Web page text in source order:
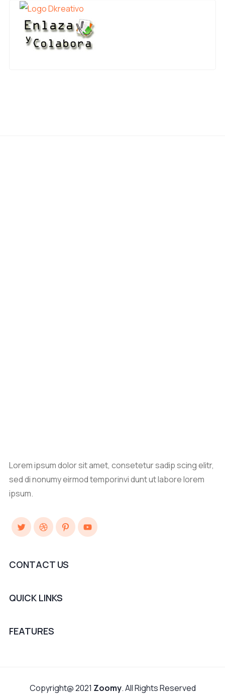
Lorem ipsum dolor sit amet, consetetur sadip scing elitr,
sed di nonumy eirmod temporinvi dunt ut labore lorem
ipsum.
TwitterDribbblePinterestYouTube
CONTACT US
QUICK LINKS
FEATURES
Copyright@ 2021 Zoomy. All Rights Reserved